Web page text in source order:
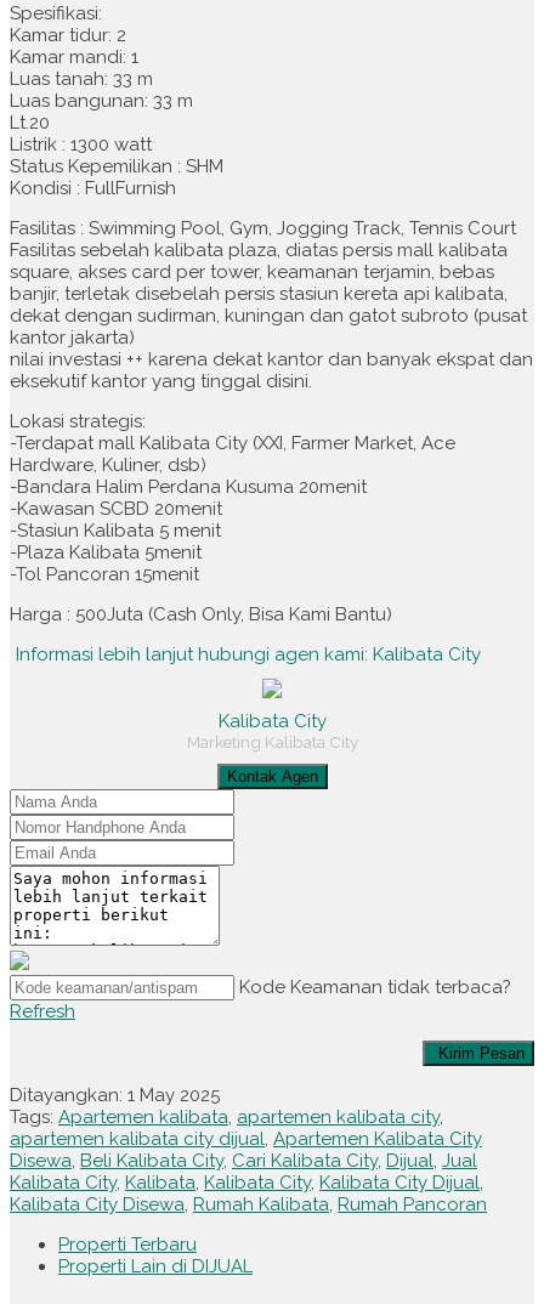
Spesifikasi:
Kamar tidur: 2
Kamar mandi: 1
Luas tanah: 33 m
Luas bangunan: 33 m
Lt.20
Listrik : 1300 watt
Status Kepemilikan : SHM
Kondisi : FullFurnish
Fasilitas : Swimming Pool, Gym, Jogging Track, Tennis Court
Fasilitas sebelah kalibata plaza, diatas persis mall kalibata
square, akses card per tower, keamanan terjamin, bebas
banjir, terletak disebelah persis stasiun kereta api kalibata,
dekat dengan sudirman, kuningan dan gatot subroto (pusat
kantor jakarta)
nilai investasi ++ karena dekat kantor dan banyak ekspat dan
eksekutif kantor yang tinggal disini.
Lokasi strategis:
-Terdapat mall Kalibata City (XXI, Farmer Market, Ace
Hardware, Kuliner, dsb)
-Bandara Halim Perdana Kusuma 20menit
-Kawasan SCBD 20menit
-Stasiun Kalibata 5 menit
-Plaza Kalibata 5menit
-Tol Pancoran 15menit
Harga : 500Juta (Cash Only, Bisa Kami Bantu)
Informasi lebih lanjut hubungi agen kami: Kalibata City
Kalibata City
Marketing Kalibata City
Kontak Agen
Kode Keamanan tidak terbaca?
Refresh
Kirim Pesan
Ditayangkan: 1 May 2025
Tags: Apartemen kalibata apartemen kalibata city,
apartemen kalibata city dijual Apartemen Kalibata City
Disewa Beli Kalibata City, Cari Kalibata City, Dijual Jual
Kalibata City, Kalibata Kalibata City, Kalibata City Dijual
Kalibata City Disewa Rumah Kalibata Rumah Pancoran
Properti Terbaru
Properti Lain di DIJUAL